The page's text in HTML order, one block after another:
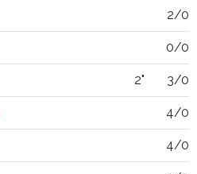
2/0
0/0
2" 3/0
4/0
4/0